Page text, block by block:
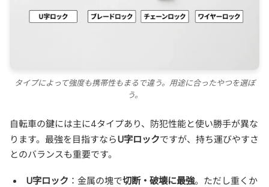
タイプによって強度も携帯性もまるで違う。用途に合ったやつを選ぼ
う。
自転車の鍵には主に4タイプあり、防犯性能と使い勝手が異な
ります。最強を目指すならU字ロックですが、持ち運びやすさ
とのバランスも重要です。
U字ロック ：金属の塊で切断・破壊に最強。ただし重くか